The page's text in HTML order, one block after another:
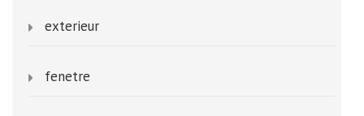
exterieur
fenetre